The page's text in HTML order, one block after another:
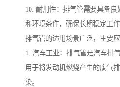
10. 耐用性：排气管需要具备
和环境条件，确保长期稳定工作
排气管的适用场景广泛，主要
1. 汽车工业：排气管是汽车排
用于将发动机燃烧产生的废气
染。